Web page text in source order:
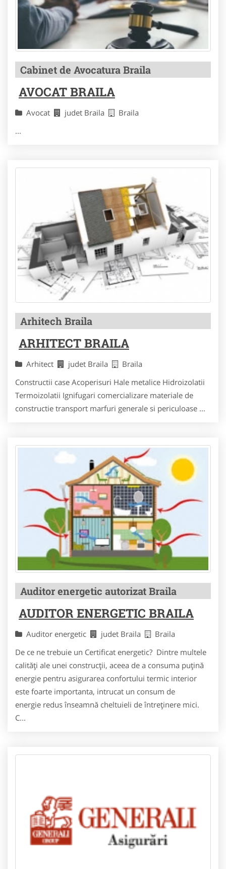
Cabinet de Avocatura Braila
AVOCAT BRAILA
Avocat judet Braila
Braila
...
Arhitech Braila
ARHITECT BRAILA
Arhitect judet Braila
Braila
Constructii case Acoperisuri Hale metalice Hidroizolatii
Termoizolatii Ignifugari comercializare materiale de
constructie transport marfuri generale si periculoase ...
Auditor energetic autorizat Braila
AUDITOR ENERGETIC BRAILA
Auditor energetic judet Braila
Braila
De ce ne trebuie un Certificat energetic? Dintre multele
calităţi ale unei construcţii, aceea de a consuma puţină
energie pentru asigurarea confortului termic interior
este foarte importanta, intrucat un consum de
energie redus înseamnă cheltuieli de întreţinere mici.
C...